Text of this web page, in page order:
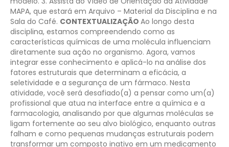
MAPA, que estará em Arquivo – Material da Disciplina e na
Sala do Café. CONTEXTUALIZAÇÃO Ao longo desta
disciplina, estamos compreendendo como as
características químicas de uma molécula influenciam
diretamente sua ação no organismo. Agora, vamos
integrar esse conhecimento e aplicá-lo na análise dos
fatores estruturais que determinam a eficácia, a
seletividade e a segurança de um fármaco. Nesta
atividade, você será desafiado(a) a pensar como um(a)
profissional que atua na interface entre a química e a
farmacologia, analisando por que algumas moléculas se
ligam fortemente ao seu alvo biológico, enquanto outras
falham e como pequenas mudanças estruturais podem
transformar um composto inativo em um medicamento